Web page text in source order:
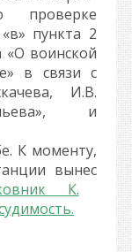
пункта 2
«О воинской
в связи с
И.В.
и
К моменту,
вынес
К.